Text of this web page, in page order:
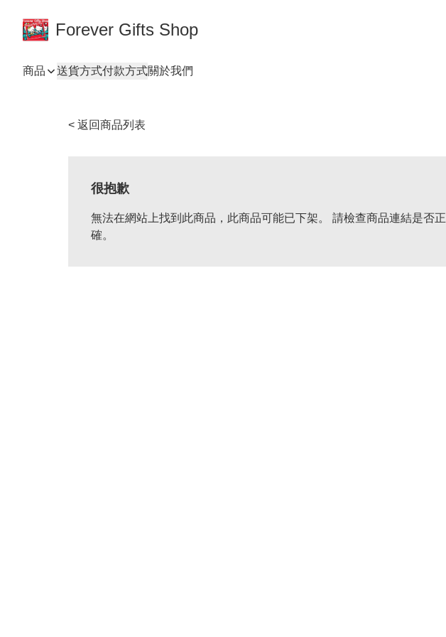
Forever Gifts Shop
商品 送貨方式付款方式關於我們
< 返回商品列表
很抱歉
無法在網站上找到此商品，此商品可能已下架。 請檢查商品連結是否正
確。